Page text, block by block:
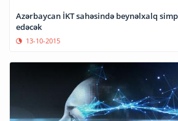
Azərbaycan İKT sahəsində beynəlxalq
edəcək
13-10-2015